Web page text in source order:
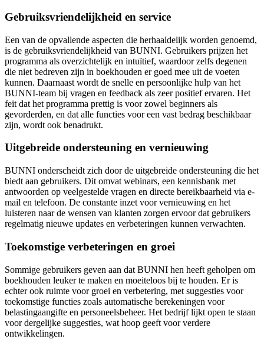
Gebruiksvriendelijkheid en service
Een van de opvallende aspecten die herhaaldelijk worden genoemd,
is de gebruiksvriendelijkheid van BUNNI. Gebruikers prijzen het
programma als overzichtelijk en intuïtief, waardoor zelfs degenen
die niet bedreven zijn in boekhouden er goed mee uit de voeten
kunnen. Daarnaast wordt de snelle en persoonlijke hulp van het
BUNNI-team bij vragen en feedback als zeer positief ervaren. Het
feit dat het programma prettig is voor zowel beginners als
gevorderden, en dat alle functies voor een vast bedrag beschikbaar
zijn, wordt ook benadrukt.
Uitgebreide ondersteuning en vernieuwing
BUNNI onderscheidt zich door de uitgebreide ondersteuning die het
biedt aan gebruikers. Dit omvat webinars, een kennisbank met
antwoorden op veelgestelde vragen en directe bereikbaarheid via e-
mail en telefoon. De constante inzet voor vernieuwing en het
luisteren naar de wensen van klanten zorgen ervoor dat gebruikers
regelmatig nieuwe updates en verbeteringen kunnen verwachten.
Toekomstige verbeteringen en groei
Sommige gebruikers geven aan dat BUNNI hen heeft geholpen om
boekhouden leuker te maken en moeiteloos bij te houden. Er is
echter ook ruimte voor groei en verbetering, met suggesties voor
toekomstige functies zoals automatische berekeningen voor
belastingaangifte en personeelsbeheer. Het bedrijf lijkt open te staan
voor dergelijke suggesties, wat hoop geeft voor verdere
ontwikkelingen.